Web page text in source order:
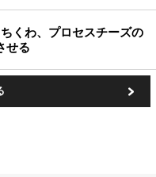
くわ、プロセスチーズの
せる